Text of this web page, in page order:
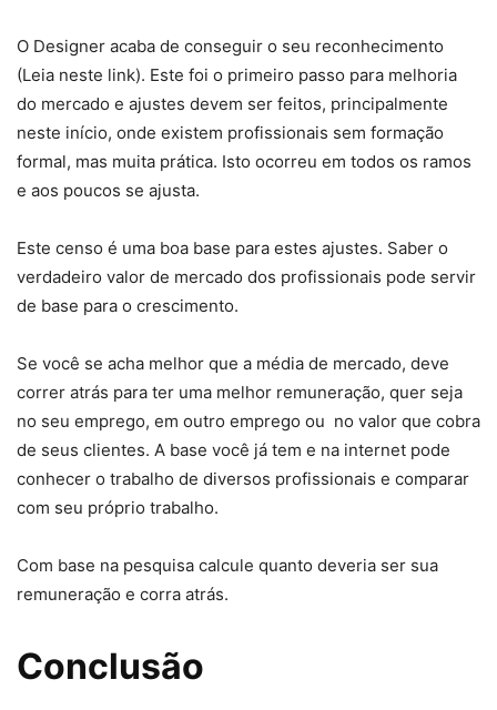
O Designer acaba de conseguir o seu reconhecimento
(Leia neste link). Este foi o primeiro passo para melhoria
do mercado e ajustes devem ser feitos, principalmente
neste início, onde existem profissionais sem formação
formal, mas muita prática. Isto ocorreu em todos os ramos
e aos poucos se ajusta.
Este censo é uma boa base para estes ajustes. Saber o
verdadeiro valor de mercado dos profissionais pode servir
de base para o crescimento.
Se você se acha melhor que a média de mercado, deve
correr atrás para ter uma melhor remuneração, quer seja
no seu emprego, em outro emprego ou no valor que cobra
de seus clientes. A base você já tem e na internet pode
conhecer o trabalho de diversos profissionais e comparar
com seu próprio trabalho.
Com base na pesquisa calcule quanto deveria ser sua
remuneração e corra atrás.
Conclusão